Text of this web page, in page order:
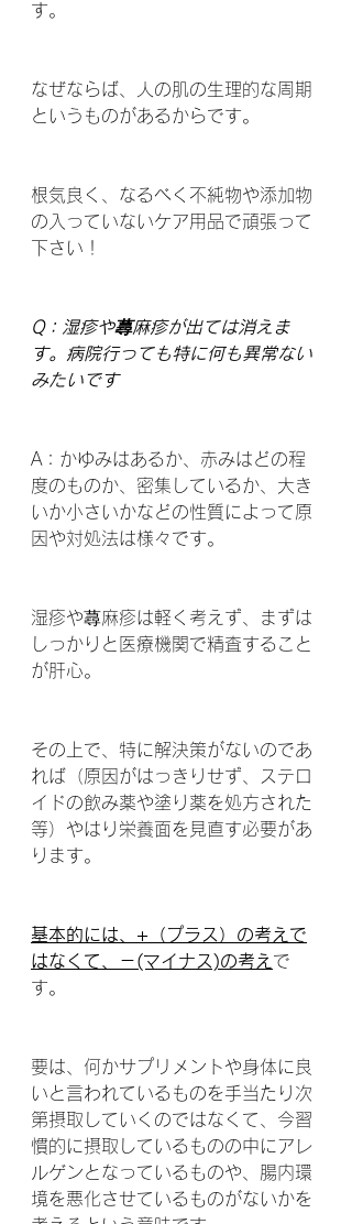
す。
なぜならば、人の肌の生理的な周期
というものがあるからです。
根気良く、なるべく不純物や添加物
の入っていないケア用品で頑張って
下さい！
Q：湿疹や蕁麻疹が出ては消えま
す。病院行っても特に何も異常ない
みたいです
A：かゆみはあるか、赤みはどの程
度のものか、密集しているか、大き
いか小さいかなどの性質によって原
因や対処法は様々です。
湿疹や蕁麻疹は軽く考えず、まずは
しっかりと医療機関で精査すること
が肝心。
その上で、特に解決策がないのであ
れば（原因がはっきりせず、ステロ
イドの飲み薬や塗り薬を処方された
等）やはり栄養面を見直す必要があ
ります。
基本的には、+（プラス）の考えで
はなくて、－(マイナス)の考え で
す。
要は、何かサプリメントや身体に良
いと言われているものを手当たり次
第摂取していくのではなくて、今習
慣的に摂取しているものの中にアレ
ルゲンとなっているものや、腸内環
境を悪化させているものがないかを